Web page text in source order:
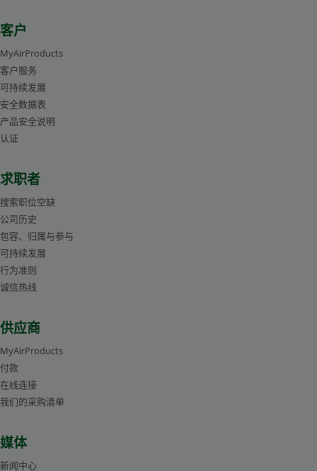
客户
MyAirProducts
客户服务
可持续发展
安全数据表
产品安全说明
认证
求职者
搜索职位空缺
公司历史
包容、归属与参与
可持续发展
行为准则
诚信热线
供应商
MyAirProducts
付款
在线连接
我们的采购清单
媒体
新闻中心